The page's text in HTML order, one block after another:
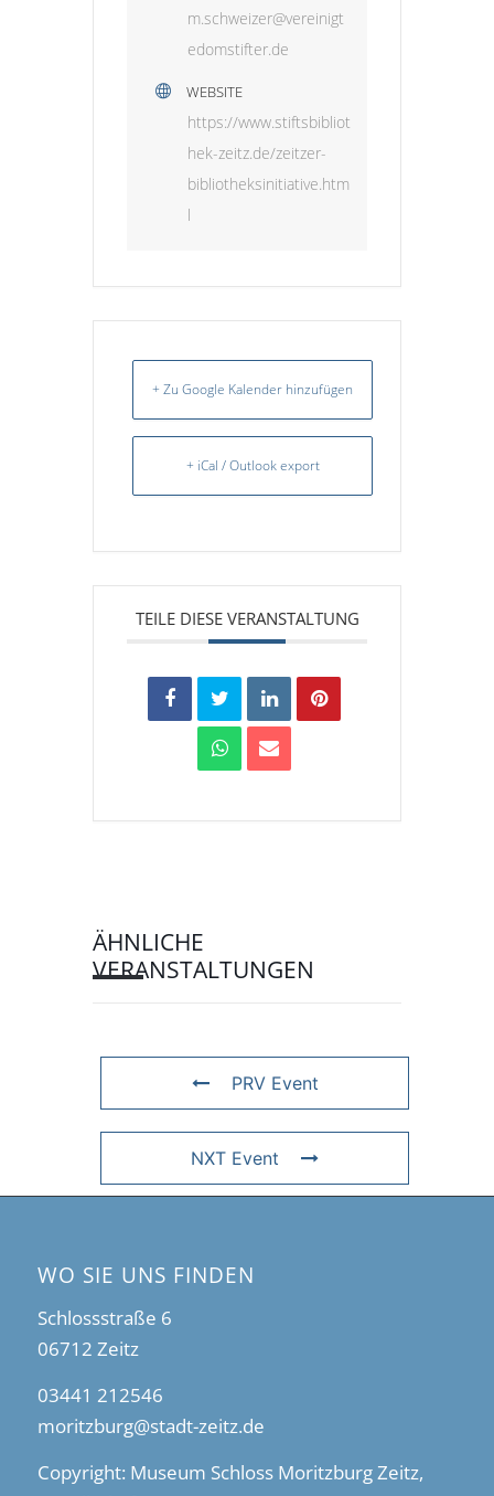
m.schweizer@vereinigt
edomstifter.de
WEBSITE
https://www.stiftsbibliot
hek-zeitz.de/zeitzer-
bibliotheksinitiative.htm
l
+ Zu Google Kalender hinzufügen
+ iCal / Outlook export
TEILE DIESE VERANSTALTUNG
ÄHNLICHE
VERANSTALTUNGEN
PRV Event
NXT Event
WO SIE UNS FINDEN
Schlossstraße 6
06712 Zeitz
03441 212546
moritzburg@stadt-zeitz.de
Copyright: Museum Schloss Moritzburg Zeitz,